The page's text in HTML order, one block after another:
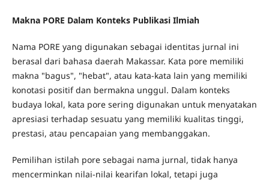
Makna PORE Dalam Konteks Publikasi Ilmiah
Nama PORE yang digunakan sebagai identitas jurnal ini
berasal dari bahasa daerah Makassar. Kata pore memiliki
makna "bagus", "hebat", atau kata-kata lain yang memiliki
konotasi positif dan bermakna unggul. Dalam konteks
budaya lokal, kata pore sering digunakan untuk menyatakan
apresiasi terhadap sesuatu yang memiliki kualitas tinggi,
prestasi, atau pencapaian yang membanggakan.
Pemilihan istilah pore sebagai nama jurnal, tidak hanya
mencerminkan nilai-nilai kearifan lokal, tetapi juga